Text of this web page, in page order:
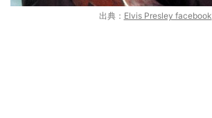
出典： Elvis Presley facebook